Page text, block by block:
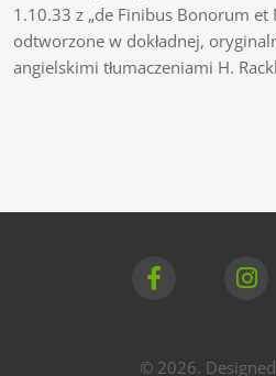
1.10.33 z „de Finibus Bonorum et
odtworzone w dokładnej,
angielskimi tłumaczeniami H.
© 2026.